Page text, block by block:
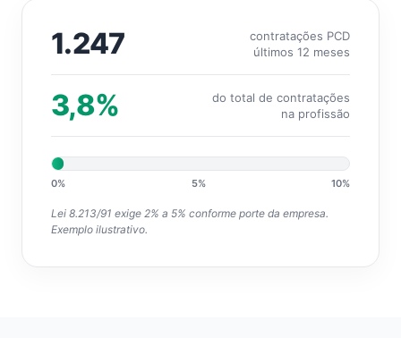
1.247
contratações PCD
últimos 12 meses
3,8%
do total de contratações
na profissão
0% 5% 10%
Lei 8.213/91 exige 2% a 5% conforme porte da empresa.
Exemplo ilustrativo.